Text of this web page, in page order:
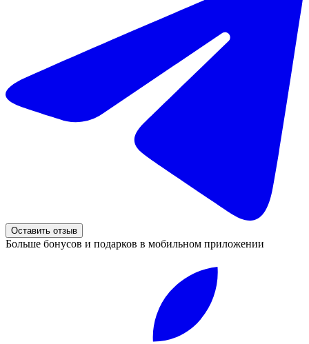
Оставить отзыв
Больше бонусов и подарков в мобильном приложении